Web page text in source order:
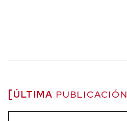
ÚLTIMA PUBLICACIÓN